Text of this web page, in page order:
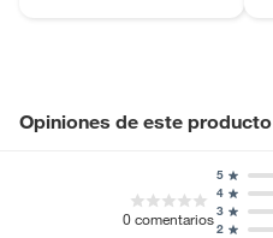
Opiniones de este producto
0comentarios
2
3
4
5